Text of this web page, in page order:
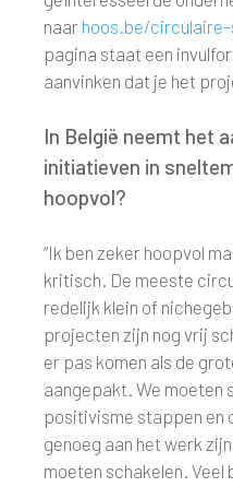
naar hoos.be/
pagina staat een
aanvinken dat je het
In België neemt het
initiatieven in
hoopvol?
“Ik ben zeker hoopvol
kritisch. De meeste
redelijk klein of
projecten zijn nog vrij
er pas komen als de
aangepakt. We moeten
positivisme stappen en
genoeg aan het werk
moeten schakelen. Veel